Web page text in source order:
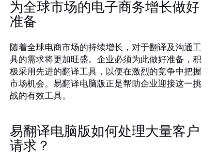
为全球市场的电子商务增长做好
准备
随着全球电商市场的持续增长，对于翻译及沟通工
具的需求将更加旺盛。企业必须为此做好准备，积
极采用先进的翻译工具，以便在激烈的竞争中把握
市场机会。易翻译电脑版正是帮助企业迎接这一挑
战的有效工具。
易翻译电脑版如何处理大量客户
请求？